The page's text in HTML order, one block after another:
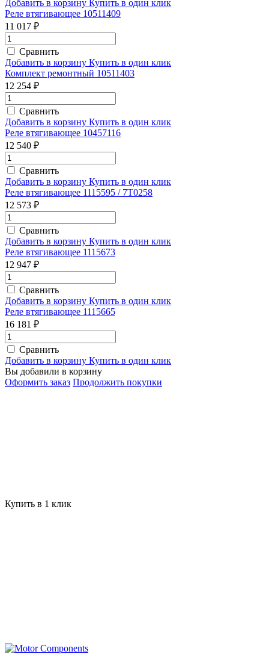
Добавить в корзину Купить в один клик
Реле втягивающее 10511409
11 017 ₽
Сравнить
Добавить в корзину Купить в один клик
Комплект ремонтный 10511403
12 254 ₽
Сравнить
Добавить в корзину Купить в один клик
Реле втягивающее 10457116
12 540 ₽
Сравнить
Добавить в корзину Купить в один клик
Реле втягивающее 1115595 / 7T0258
12 573 ₽
Сравнить
Добавить в корзину Купить в один клик
Реле втягивающее 1115673
12 947 ₽
Сравнить
Добавить в корзину Купить в один клик
Реле втягивающее 1115665
16 181 ₽
Сравнить
Добавить в корзину Купить в один клик
Вы добавили в корзину
Оформить заказ Продолжить покупки
Купить в 1 клик